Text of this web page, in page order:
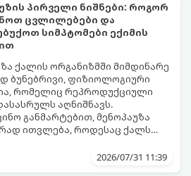
პირველი ნიშნები: როგორ
ცვლილებები და
სიმპტომები ექიმის
ქალის ორგანიზმში მიმდინარე
ბუნებრივი, ფიზიოლოგიური
რომელიც რეპროდუქციული
აღნიშნავს.
განმარტებით, მენოპაუზა
ითვლება, როდესაც ქალს
ამ მომენტამდე ბევრად ადრე
2026/07/31 11:39